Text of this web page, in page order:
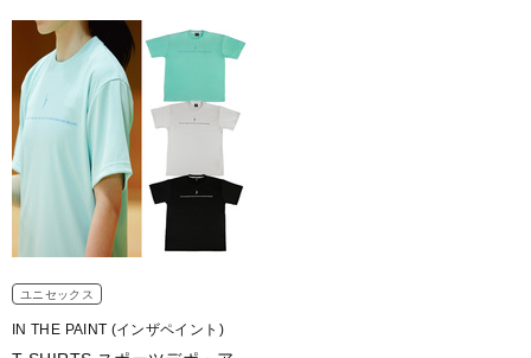
ユニセックス
IN THE PAINT (インザペイント)